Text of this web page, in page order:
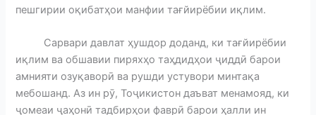
пешгирии оқибатҳои манфии тағйирёбии иқлим.
Сарвари давлат ҳушдор доданд, ки тағйирёбии
иқлим ва обшавии пиряхҳо таҳдидҳои ҷиддӣ барои
амнияти озуқаворӣ ва рушди устувори минтақа
мебошанд. Аз ин рӯ, Тоҷикистон даъват менамояд, ки
ҷомеаи ҷаҳонӣ тадбирҳои фаврӣ барои ҳалли ин